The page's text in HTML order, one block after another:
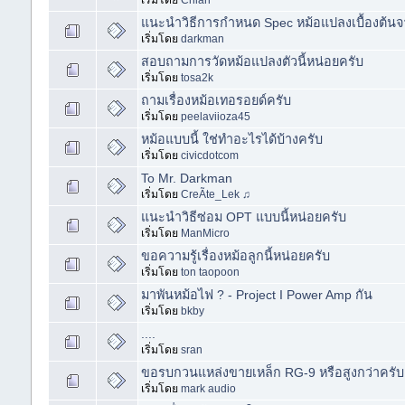
แนะนำวิธีการกำหนด Spec หม้อแปลงเบื้องต้น
เริ่มโดย darkman
สอบถามการวัดหม้อแปลงตัวนี้หน่อยครับ
เริ่มโดย tosa2k
ถามเรื่องหม้อเทอรอยด์ครับ
เริ่มโดย peelaviioza45
หม้อแบบนี้ ใช่ทำอะไรได้บ้างครับ
เริ่มโดย civicdotcom
To Mr. Darkman
เริ่มโดย CreÃte_Lek ♫
แนะนำวิธีซ่อม OPT แบบนี้หน่อยครับ
เริ่มโดย ManMicro
ขอความรู้เรื่องหม้อลูกนี้หน่อยครับ
เริ่มโดย ton taopoon
มาพันหม้อไฟ ? - Project I Power Amp กัน
เริ่มโดย bkby
....
เริ่มโดย sran
ขอรบกวนแหล่งขายเหล็ก RG-9 หรือสูงกว่าครับ
เริ่มโดย mark audio